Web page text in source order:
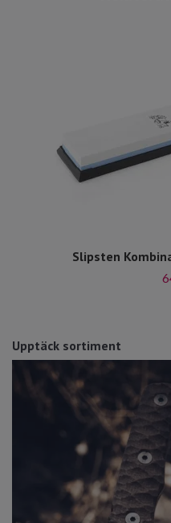
Upptäck sortiment
Slipsten